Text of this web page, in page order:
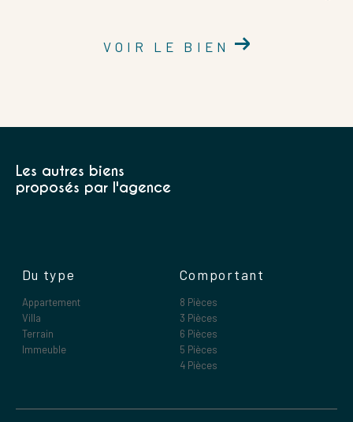
VOIR LE BIEN
Les autres biens
proposés par l'agence
Du type
Appartement
Villa
Terrain
Immeuble
Comportant
8 Pièces
3 Pièces
6 Pièces
5 Pièces
4 Pièces